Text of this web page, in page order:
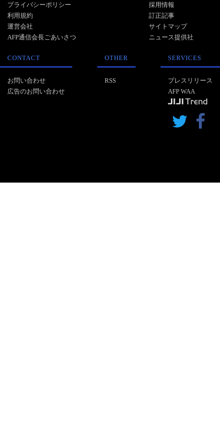
プライバシーポリシー
利用規約
運営会社
AFP通信会長ごあいさつ
採用情報
訂正記事
サイトマップ
ニュース提供社
CONTACT
お問い合わせ
広告のお問い合わせ
OTHER
RSS
SERVICES
プレスリリース
AFP WAA